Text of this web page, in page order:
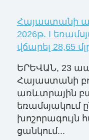
Հայաստանի
2026թ. I
վճարել 28,65
ԵՐԵՎԱՆ, 23
Հայաստանի
առևտրային
եռամսյակում
խոշորագույն
ցանկում...